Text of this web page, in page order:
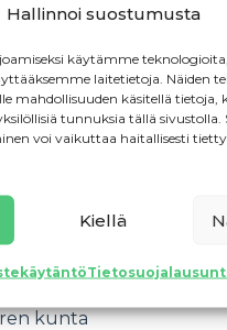
Hallinnoi suostumusta
käytämme
laitetietoja. Näiden
mahdollisuuden käsitellä tietoja,
tunnuksia tällä sivustolla.
voi vaikuttaa haitallisesti
Kiellä
kiinnostuneille.
85 % Suomen
syntyminen
perustettu noin 200
ry
kunta